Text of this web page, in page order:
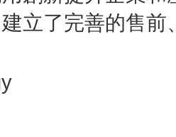
立了完善的售前